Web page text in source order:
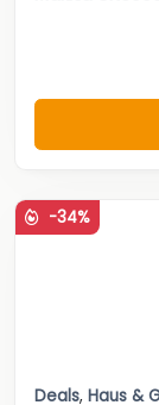
-34%
Deals, Haus &